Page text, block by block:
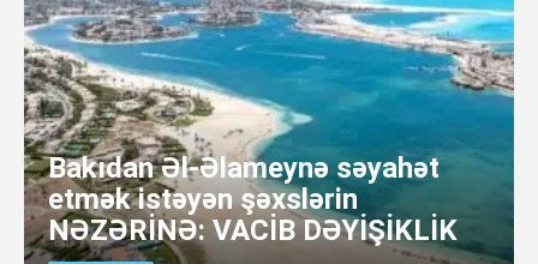
Bakıdan Əl-Əlameynə səyahət
etmək istəyən şəxslərin
NƏZƏRİNƏ: VACİB DƏYİŞİKLİK